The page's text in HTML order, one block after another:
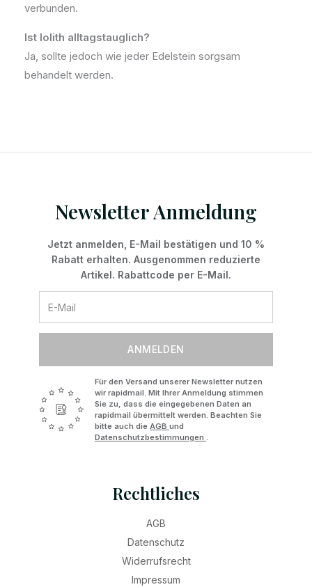
verbunden.
Ist Iolith alltagstauglich?
Ja, sollte jedoch wie jeder Edelstein sorgsam
behandelt werden.
Newsletter Anmeldung
Jetzt anmelden, E-Mail bestätigen und 10 %
Rabatt erhalten. Ausgenommen reduzierte
Artikel. Rabattcode per E-Mail.
ANMELDEN
Für den Versand unserer Newsletter nutzen
wir rapidmail. Mit Ihrer Anmeldung stimmen
Sie zu, dass die eingegebenen Daten an
rapidmail übermittelt werden. Beachten Sie
bitte auch die AGB und
Datenschutzbestimmungen
Rechtliches
AGB
Datenschutz
Widerrufsrecht
Impressum